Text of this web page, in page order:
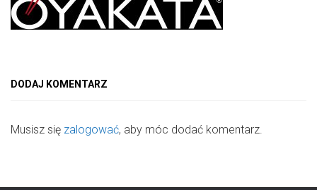
DODAJ KOMENTARZ
Musisz się zalogować, aby móc dodać komentarz.